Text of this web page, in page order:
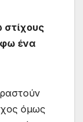
στίχους
ένα
όμως